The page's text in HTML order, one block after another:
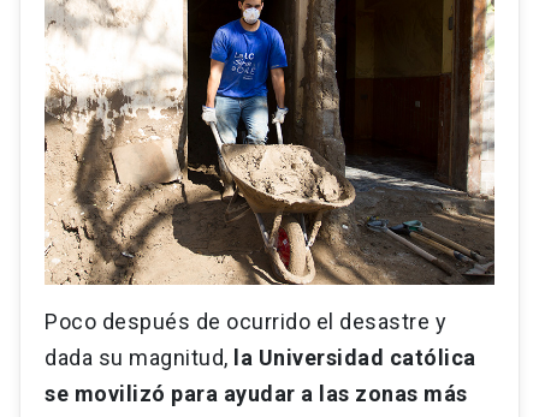
Poco después de ocurrido el desastre y
dada su magnitud, la Universidad católica
se movilizó para ayudar a las zonas más